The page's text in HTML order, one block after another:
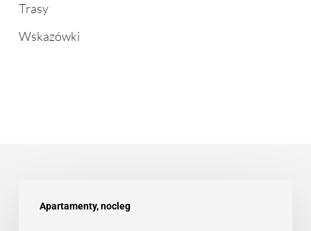
Trasy
Wskazówki
Apartamenty, nocleg